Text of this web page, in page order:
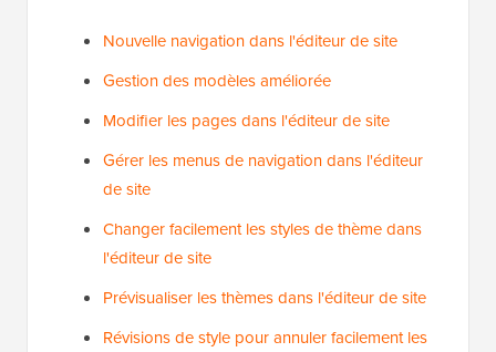
Nouvelle navigation dans l'éditeur de site
Gestion des modèles améliorée
Modifier les pages dans l'éditeur de site
Gérer les menus de navigation dans l'éditeur
de site
Changer facilement les styles de thème dans
l'éditeur de site
Prévisualiser les thèmes dans l'éditeur de site
Révisions de style pour annuler facilement les